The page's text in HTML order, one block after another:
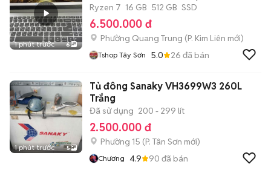
1 phút trước 6
Ryzen 7 16 GB 512 GB SSD
6.500.000 đ
Phường Quang Trung (P. Kim Liên mới)
Tshop Tây Sơn 5.0 26 đã bán
1 phút trước 5
Tủ đông Sanaky VH3699W3 260L
Trắng
Đã sử dụng 200 - 299 lít
2.500.000 đ
Phường 15 (P. Tân Sơn mới)
Chương 4.9 90 đã bán